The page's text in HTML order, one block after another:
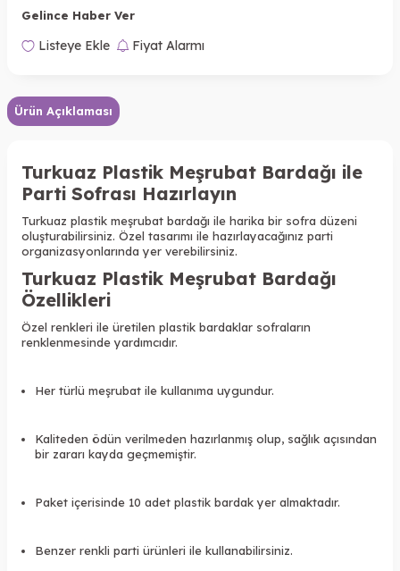
Gelince Haber Ver
Listeye Ekle Fiyat Alarmı
Ürün Açıklaması
Turkuaz Plastik Meşrubat Bardağı ile
Parti Sofrası Hazırlayın
Turkuaz plastik meşrubat bardağı ile harika bir sofra düzeni
oluşturabilirsiniz. Özel tasarımı ile hazırlayacağınız parti
organizasyonlarında yer verebilirsiniz.
Turkuaz Plastik Meşrubat Bardağı
Özellikleri
Özel renkleri ile üretilen plastik bardaklar sofraların
renklenmesinde yardımcıdır.
Her türlü meşrubat ile kullanıma uygundur.
Kaliteden ödün verilmeden hazırlanmış olup, sağlık açısından
bir zararı kayda geçmemiştir.
Paket içerisinde 10 adet plastik bardak yer almaktadır.
Benzer renkli parti ürünleri ile kullanabilirsiniz.